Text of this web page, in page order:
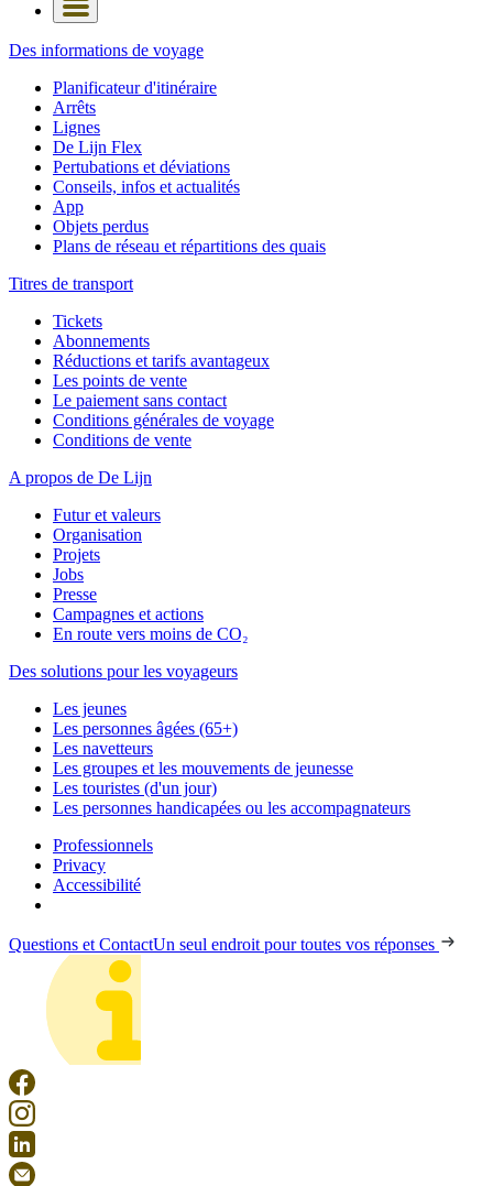
Des informations de voyage
Planificateur d'itinéraire
Arrêts
Lignes
De Lijn Flex
Pertubations et déviations
Conseils, infos et actualités
App
Objets perdus
Plans de réseau et répartitions des quais
Titres de transport
Tickets
Abonnements
Réductions et tarifs avantageux
Les points de vente
Le paiement sans contact
Conditions générales de voyage
Conditions de vente
A propos de De Lijn
Futur et valeurs
Organisation
Projets
Jobs
Presse
Campagnes et actions
En route vers moins de CO₂
Des solutions pour les voyageurs
Les jeunes
Les personnes âgées (65+)
Les navetteurs
Les groupes et les mouvements de jeunesse
Les touristes (d'un jour)
Les personnes handicapées ou les accompagnateurs
Professionnels
Privacy
Accessibilité
Questions et ContactUn seul endroit pour toutes vos réponses